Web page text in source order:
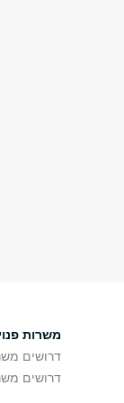
משרות
דרושים
דרושים